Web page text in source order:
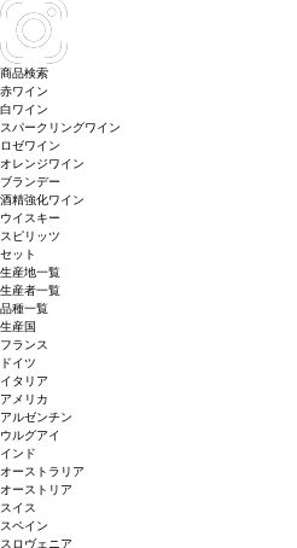
商品検索
赤ワイン
白ワイン
スパークリングワイン
ロゼワイン
オレンジワイン
ブランデー
酒精強化ワイン
ウイスキー
スピリッツ
セット
生産地一覧
生産者一覧
品種一覧
生産国
フランス
ドイツ
イタリア
アメリカ
アルゼンチン
ウルグアイ
インド
オーストラリア
オーストリア
スイス
スペイン
スロヴェニア